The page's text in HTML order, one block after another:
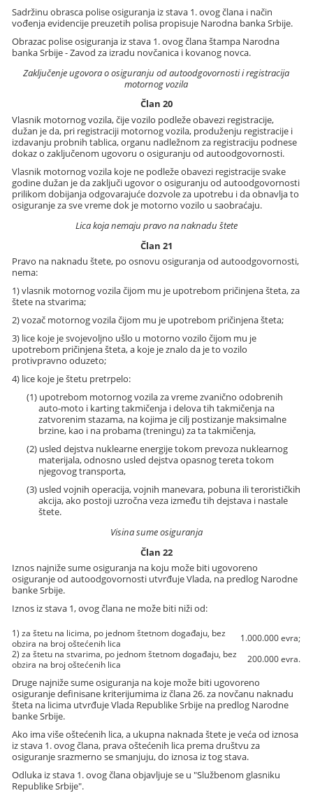
Sadržinu obrasca polise osiguranja iz stava 1. ovog člana i način
vođenja evidencije preuzetih polisa propisuje Narodna banka Srbije.
Obrazac polise osiguranja iz stava 1. ovog člana štampa Narodna
banka Srbije - Zavod za izradu novčanica i kovanog novca.
Zaključenje ugovora o osiguranju od autoodgovornosti i registracija
motornog vozila
Član 20
Vlasnik motornog vozila, čije vozilo podleže obavezi registracije,
dužan je da, pri registraciji motornog vozila, produženju registracije i
izdavanju probnih tablica, organu nadležnom za registraciju podnese
dokaz o zaključenom ugovoru o osiguranju od autoodgovornosti.
Vlasnik motornog vozila koje ne podleže obavezi registracije svake
godine dužan je da zaključi ugovor o osiguranju od autoodgovornosti
prilikom dobijanja odgovarajuće dozvole za upotrebu i da obnavlja to
osiguranje za sve vreme dok je motorno vozilo u saobraćaju.
Lica koja nemaju pravo na naknadu štete
Član 21
Pravo na naknadu štete, po osnovu osiguranja od autoodgovornosti,
nema:
1) vlasnik motornog vozila čijom mu je upotrebom pričinjena šteta, za
štete na stvarima;
2) vozač motornog vozila čijom mu je upotrebom pričinjena šteta;
3) lice koje je svojevoljno ušlo u motorno vozilo čijom mu je
upotrebom pričinjena šteta, a koje je znalo da je to vozilo
protivpravno oduzeto;
4) lice koje je štetu pretrpelo:
(1) upotrebom motornog vozila za vreme zvanično odobrenih
auto-moto i karting takmičenja i delova tih takmičenja na
zatvorenim stazama, na kojima je cilj postizanje maksimalne
brzine, kao i na probama (treningu) za ta takmičenja,
(2) usled dejstva nuklearne energije tokom prevoza nuklearnog
materijala, odnosno usled dejstva opasnog tereta tokom
njegovog transporta,
(3) usled vojnih operacija, vojnih manevara, pobuna ili terorističkih
akcija, ako postoji uzročna veza između tih dejstava i nastale
štete.
Visina sume osiguranja
Član 22
Iznos najniže sume osiguranja na koju može biti ugovoreno
osiguranje od autoodgovornosti utvrđuje Vlada, na predlog Narodne
banke Srbije.
Iznos iz stava 1, ovog člana ne može biti niži od:
1) za štetu na licima, po jednom štetnom događaju, bez
obzira na broj oštećenih lica
1.000.000 evra;
2) za štetu na stvarima, po jednom štetnom događaju, bez
obzira na broj oštećenih lica
200.000 evra.
Druge najniže sume osiguranja na koje može biti ugovoreno
osiguranje definisane kriterijumima iz člana 26. za novčanu naknadu
šteta na licima utvrđuje Vlada Republike Srbije na predlog Narodne
banke Srbije.
Ako ima više oštećenih lica, a ukupna naknada štete je veća od iznosa
iz stava 1. ovog člana, prava oštećenih lica prema društvu za
osiguranje srazmerno se smanjuju, do iznosa iz tog stava.
Odluka iz stava 1. ovog člana objavljuje se u "Službenom glasniku
Republike Srbije".